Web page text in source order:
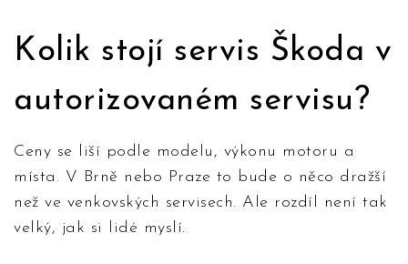
Kolik stojí servis Škoda v
autorizovaném servisu?
Ceny se liší podle modelu, výkonu motoru a
místa. V Brně nebo Praze to bude o něco dražší
než ve venkovských servisech. Ale rozdíl není tak
velký, jak si lidé myslí.